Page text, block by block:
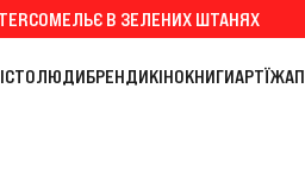
СОМЕЛЬЄ В ЗЕЛЕНИХ ШТАНЯХ
ЛЮДИБРЕНДИКІНОКНИГИАРТЇЖА